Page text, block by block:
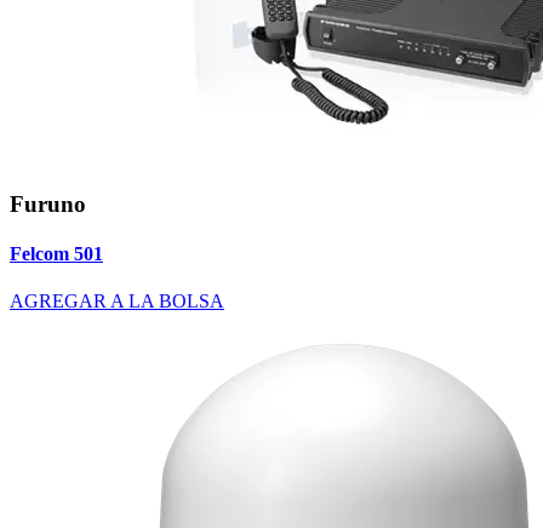
Furuno
Felcom 501
AGREGAR A LA BOLSA